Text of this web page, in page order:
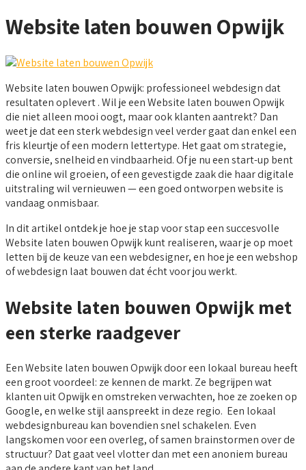
Website laten bouwen Opwijk
Website laten bouwen Opwijk: professioneel webdesign dat
resultaten oplevert . Wil je een Website laten bouwen Opwijk
die niet alleen mooi oogt, maar ook klanten aantrekt? Dan
weet je dat een sterk webdesign veel verder gaat dan enkel een
fris kleurtje of een modern lettertype. Het gaat om strategie,
conversie, snelheid en vindbaarheid. Of je nu een start-up bent
die online wil groeien, of een gevestigde zaak die haar digitale
uitstraling wil vernieuwen — een goed ontworpen website is
vandaag onmisbaar.
In dit artikel ontdek je hoe je stap voor stap een succesvolle
Website laten bouwen Opwijk kunt realiseren, waar je op moet
letten bij de keuze van een webdesigner, en hoe je een webshop
of webdesign laat bouwen dat écht voor jou werkt.
Website laten bouwen Opwijk met
een sterke raadgever
Een Website laten bouwen Opwijk door een lokaal bureau heeft
een groot voordeel: ze kennen de markt. Ze begrijpen wat
klanten uit Opwijk en omstreken verwachten, hoe ze zoeken op
Google, en welke stijl aanspreekt in deze regio. Een lokaal
webdesignbureau kan bovendien snel schakelen. Even
langskomen voor een overleg, of samen brainstormen over de
structuur? Dat gaat veel vlotter dan met een anoniem bureau